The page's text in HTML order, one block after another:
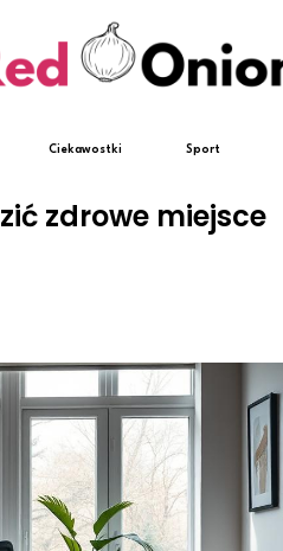
Ciekawostki Sport
zdrowe miejsce